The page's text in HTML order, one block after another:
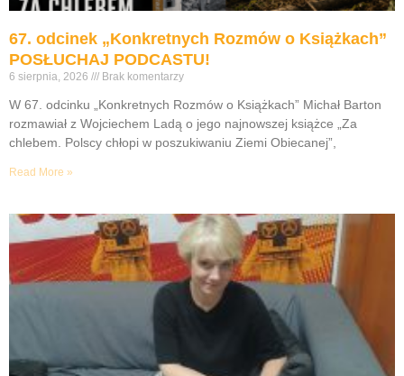
67. odcinek „Konkretnych Rozmów o Książkach”
POSŁUCHAJ PODCASTU!
6 sierpnia, 2026 Brak komentarzy
W 67. odcinku „Konkretnych Rozmów o Książkach” Michał Barton
rozmawiał z Wojciechem Ladą o jego najnowszej książce „Za
chlebem. Polscy chłopi w poszukiwaniu Ziemi Obiecanej”,
Read More »